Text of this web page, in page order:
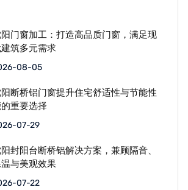
门窗加工：打造高品质门窗，满足现
筑多元需求
08-05
断桥铝门窗提升住宅舒适性与节能性
重要选择
07-29
封阳台断桥铝解决方案，兼顾隔音、
与美观效果
07-22